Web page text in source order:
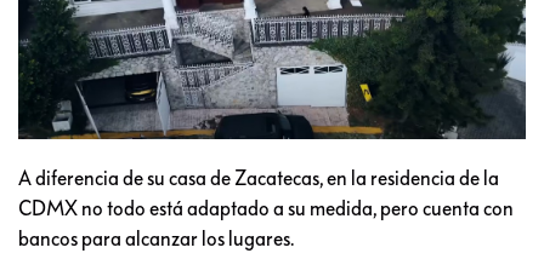
A diferencia de su casa de Zacatecas, en la residencia de la
CDMX no todo está adaptado a su medida, pero cuenta con
bancos para alcanzar los lugares.